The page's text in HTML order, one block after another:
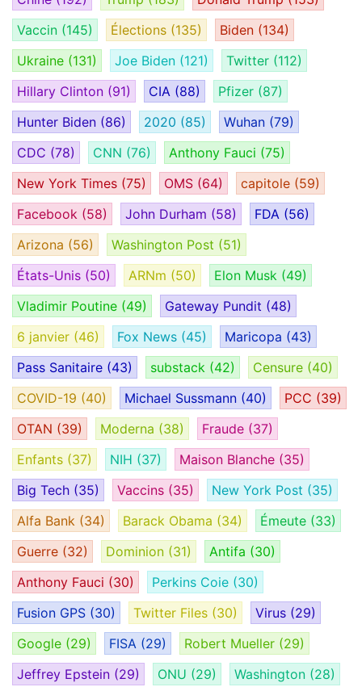
Vaccin (145) Élections (135) Biden (134)
Ukraine (131) Joe Biden (121) Twitter (112)
Hillary Clinton (91) CIA (88) Pfizer (87)
Hunter Biden (86) 2020 (85) Wuhan (79)
CDC (78) CNN (76) Anthony Fauci (75)
New York Times (75) OMS (64) capitole (59)
Facebook (58) John Durham (58) FDA (56)
Arizona (56) Washington Post (51)
États-Unis (50) ARNm (50) Elon Musk (49)
Vladimir Poutine (49) Gateway Pundit (48)
6 janvier (46) Fox News (45) Maricopa (43)
Pass Sanitaire (43) substack (42) Censure (40)
COVID-19 (40) Michael Sussmann (40) PCC (39)
OTAN (39) Moderna (38) Fraude (37)
Enfants (37) NIH (37) Maison Blanche (35)
Big Tech (35) Vaccins (35) New York Post (35)
Alfa Bank (34) Barack Obama (34) Émeute (33)
Guerre (32) Dominion (31) Antifa (30)
Anthony Fauci (30) Perkins Coie (30)
Fusion GPS (30) Twitter Files (30) Virus (29)
Google (29) FISA (29) Robert Mueller (29)
Jeffrey Epstein (29) ONU (29) Washington (28)